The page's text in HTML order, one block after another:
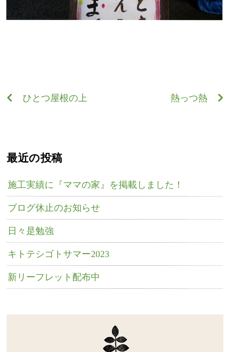
ひとつ屋根の上 熱っつ熱
最近の投稿
施工実績に『ママの家』を掲載しました！
ブログ休止のお知らせ
日々是勉強
キトテシゴトサマー2023
新リーフレット配布中